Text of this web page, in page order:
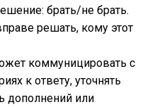
брать/не брать.
решать, кому этот
коммуницировать с
к ответу, уточнять
дополнений или